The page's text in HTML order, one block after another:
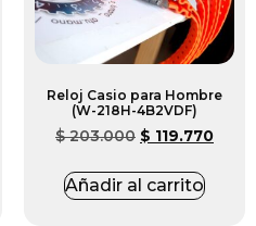
Reloj Casio para Hombre
(W-218H-4B2VDF)
$203.000 $ 119.770
Añadir al carrito